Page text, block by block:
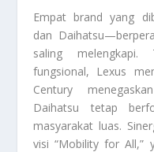
Empat brand yang
dan
saling melengkapi.
fungsional, Lexus
Century
Daihatsu tetap
masyarakat luas.
visi “Mobility for All,”